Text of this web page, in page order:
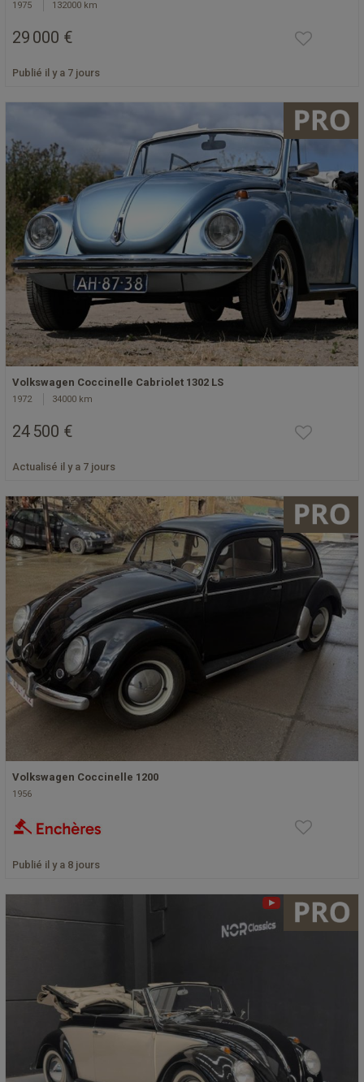
1975 132000 km
29 000 €
Publié il y a 7 jours
Volkswagen Coccinelle Cabriolet 1302 LS
1972 34000 km
24 500 €
Actualisé il y a 7 jours
Volkswagen Coccinelle 1200
1956
Publié il y a 8 jours